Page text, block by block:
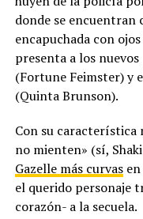
donde se encuentran
encapuchada con
presenta a los
(Fortune Feimster) y
(Quinta Brunson).
Con su característica
no mienten» (sí,
Gazelle más curvasen
el querido personaje
corazón- a la secuela.